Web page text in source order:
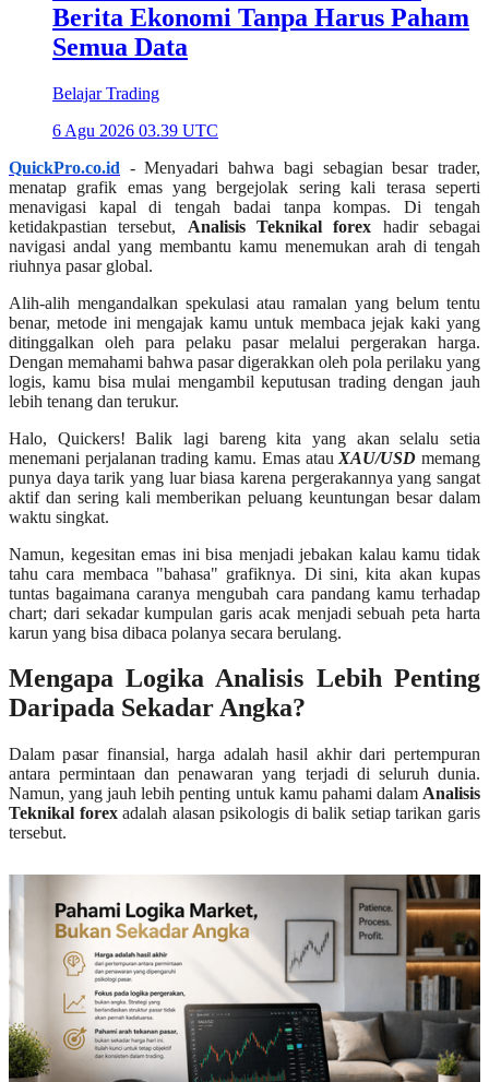
Berita Ekonomi Tanpa Harus Paham
Semua Data
Belajar Trading
6 Agu 2026 03.39 UTC
QuickPro.co.id - Menyadari bahwa bagi sebagian besar trader,
menatap grafik emas yang bergejolak sering kali terasa seperti
menavigasi kapal di tengah badai tanpa kompas. Di tengah
ketidakpastian tersebut, Analisis Teknikal forex
hadir sebagai
navigasi andal yang membantu kamu menemukan arah di tengah
riuhnya pasar global.
Alih-alih mengandalkan spekulasi atau ramalan yang belum tentu
benar, metode ini mengajak kamu untuk membaca jejak kaki yang
ditinggalkan oleh para pelaku pasar melalui pergerakan harga.
Dengan memahami bahwa pasar digerakkan oleh pola perilaku yang
logis, kamu bisa mulai mengambil keputusan trading dengan jauh
lebih tenang dan terukur.
Halo, Quickers! Balik lagi bareng kita yang akan selalu setia
menemani perjalanan trading kamu. Emas atau XAU/USD memang
punya daya tarik yang luar biasa karena pergerakannya yang sangat
aktif dan sering kali memberikan peluang keuntungan besar dalam
waktu singkat.
Namun, kegesitan emas ini bisa menjadi jebakan kalau kamu tidak
tahu cara membaca "bahasa" grafiknya. Di sini, kita akan kupas
tuntas bagaimana caranya mengubah cara pandang kamu terhadap
chart; dari sekadar kumpulan garis acak menjadi sebuah peta harta
karun yang bisa dibaca polanya secara berulang.
Mengapa Logika Analisis Lebih Penting
Daripada Sekadar Angka?
Dalam pasar finansial, harga adalah hasil akhir dari pertempuran
antara permintaan dan penawaran yang terjadi di seluruh dunia.
Namun, yang jauh lebih penting untuk kamu pahami dalam Analisis
Teknikal forex adalah alasan psikologis di balik setiap tarikan garis
tersebut.